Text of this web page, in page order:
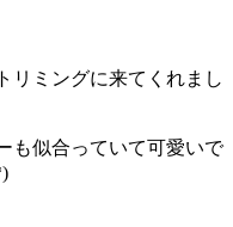
リミングに来てくれまし
似合っていて可愛いで